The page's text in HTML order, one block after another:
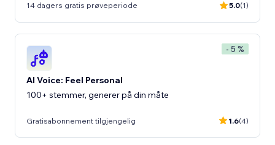
14 dagers gratis prøveperiode 5.0(1)
- 5 %
AI Voice: Feel Personal
100+ stemmer, generer på din måte
Gratisabonnement tilgjengelig 1.6(4)